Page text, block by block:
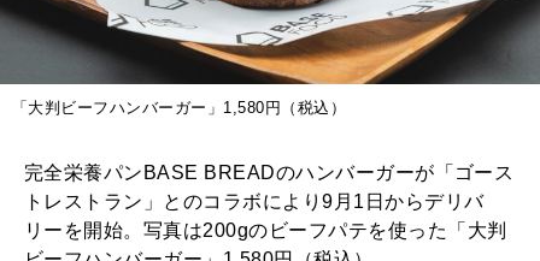
「大判ビーフハンバーガー」1,580円（税込）
完全栄養パンBASE BREADのハンバーガーが「ゴース
トレストラン」とのコラボにより9月1日からデリバ
リーを開始。写真は200gのビーフパテを使った「大判